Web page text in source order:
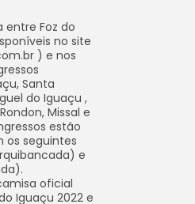
entre Foz do
no site
) e nos
Santa
do Iguaçu ,
Missal e
estão
os seguintes
e
oficial
Iguaçu 2022 e